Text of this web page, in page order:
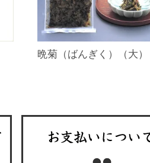
晩菊（ばんぎく）（大）